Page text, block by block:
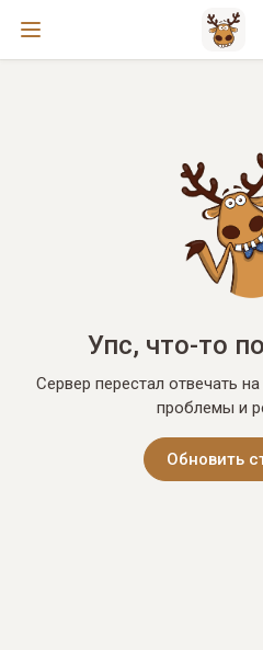
Упс, что-то
Сервер перестал отвечать
проблемы и
Обновить